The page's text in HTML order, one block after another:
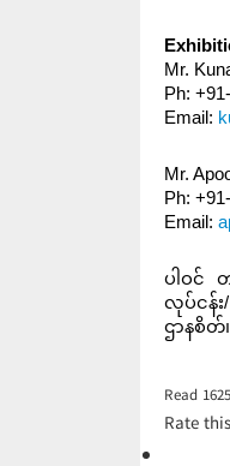
Mr.
Ph:
Email:
Mr.
Ph:
Email:
ပါဝင်
လုပ်ငန်း
ဌာနစိတ်
Read 1625
Rate